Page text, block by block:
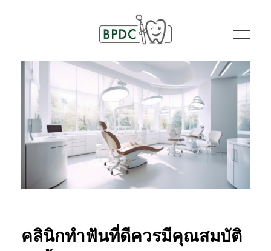
BPDC
แค่เว็บเวิร์ดเพรสเว็บหนึ่ง
คลินิกทำฟันที่ดีควรมีคุณสมบัติ